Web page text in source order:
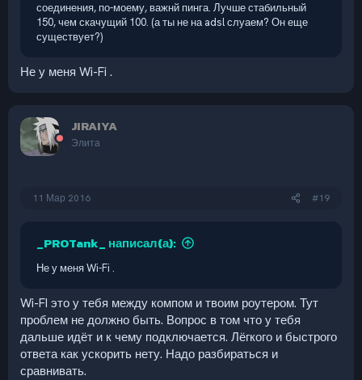
соединения, по-моему, важнй пинга. Лучше стабильный
150, чем скачущий 100. (а ты не на adsl слуаем? Он еще
существует?)
Не у меня Wi-Fi .
JIRAIYA
Элита
11 Мар 2016 #19
_PROTank_ написал(а):
Не у меня Wi-Fi .
Wi-FI это у тебя между компом и твоим роутером. Тут
проблем не должно быть. Вопрос в том что у тебя
дальше идёт и к чему подключается. Лёгкого и быстрого
ответа как ускорить нету. Надо разбираться и
сравнивать.